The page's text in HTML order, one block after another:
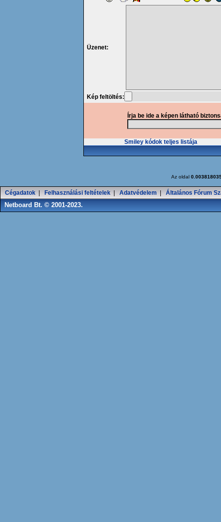
Üzenet:
Kép feltöltés:
Írja be ide a képen látható
Smiley kódok teljes listája
Az oldal
Cégadatok Felhasználási feltételek Adatvédelem Általános Fórum
Netboard Bt. © 2001-2023.